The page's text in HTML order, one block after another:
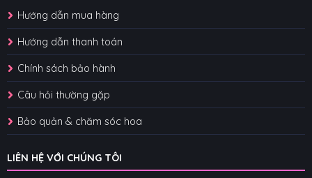
Hướng dẫn mua hàng
Hướng dẫn thanh toán
Chính sách bảo hành
Câu hỏi thường gặp
Bảo quản & chăm sóc hoa
LIÊN HỆ VỚI CHÚNG TÔI